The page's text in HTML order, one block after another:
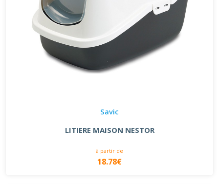
Savic
LITIERE MAISON NESTOR
à partir de
18.78€